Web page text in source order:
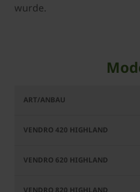
wurde.
Vendro
Highland
Highland